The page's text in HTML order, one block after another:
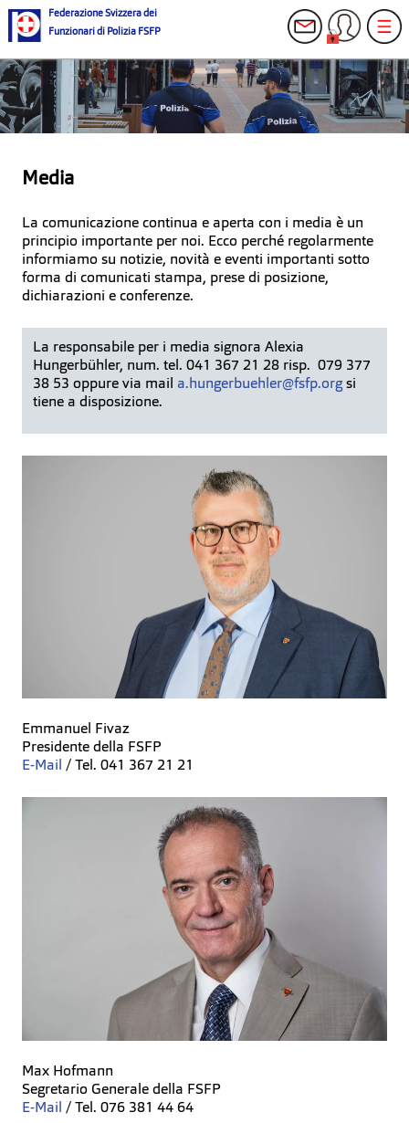
Federazione Svizzera dei
Funzionari di Polizia FSFP
Media
La comunicazione continua e aperta con i media è un
principio importante per noi. Ecco perché regolarmente
informiamo su notizie, novità e eventi importanti sotto
forma di comunicati stampa, prese di posizione,
dichiarazioni e conferenze.
La responsabile per i media signora Alexia
Hungerbühler, num. tel. 041 367 21 28 risp. 079 377
38 53 oppure via mail a.hungerbuehler@fsfp.orgsi
tiene a disposizione.
Emmanuel Fivaz
Presidente della FSFP
E-Mail / Tel. 041 367 21 21
Max Hofmann
Segretario Generale della FSFP
E-Mail / Tel. 076 381 44 64